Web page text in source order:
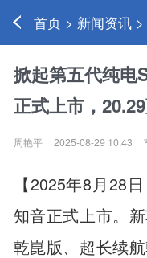
首页 > 新闻资讯
掀起第五代纯电
正式上市，
周艳平 2025-08-29 10:43
【2025年8月28
知音正式上市。
乾崑版、超长续